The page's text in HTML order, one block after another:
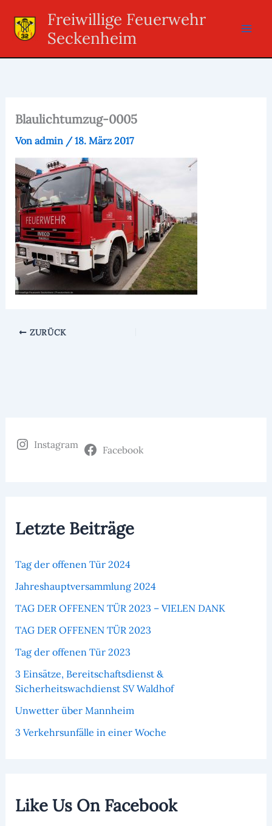
Inhalt
springen
Freiwillige Feuerwehr
Seckenheim
Blaulichtumzug-0005
Von admin /18. März 2017
ZURÜCK
Instagram Facebook
Letzte Beiträge
Tag der offenen Tür 2024
Jahreshauptversammlung 2024
TAG DER OFFENEN TÜR 2023 – VIELEN DANK
TAG DER OFFENEN TÜR 2023
Tag der offenen Tür 2023
3 Einsätze, Bereitschaftsdienst &
Sicherheitswachdienst SV Waldhof
Unwetter über Mannheim
3 Verkehrsunfälle in einer Woche
Like Us On Facebook